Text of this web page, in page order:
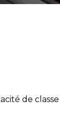
de classe